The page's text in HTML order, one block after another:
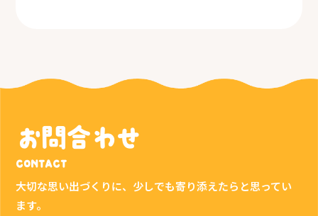
お問合わせ
CONTACT
大切な思い出づくりに、少しでも寄り添えたらと思ってい
ます。